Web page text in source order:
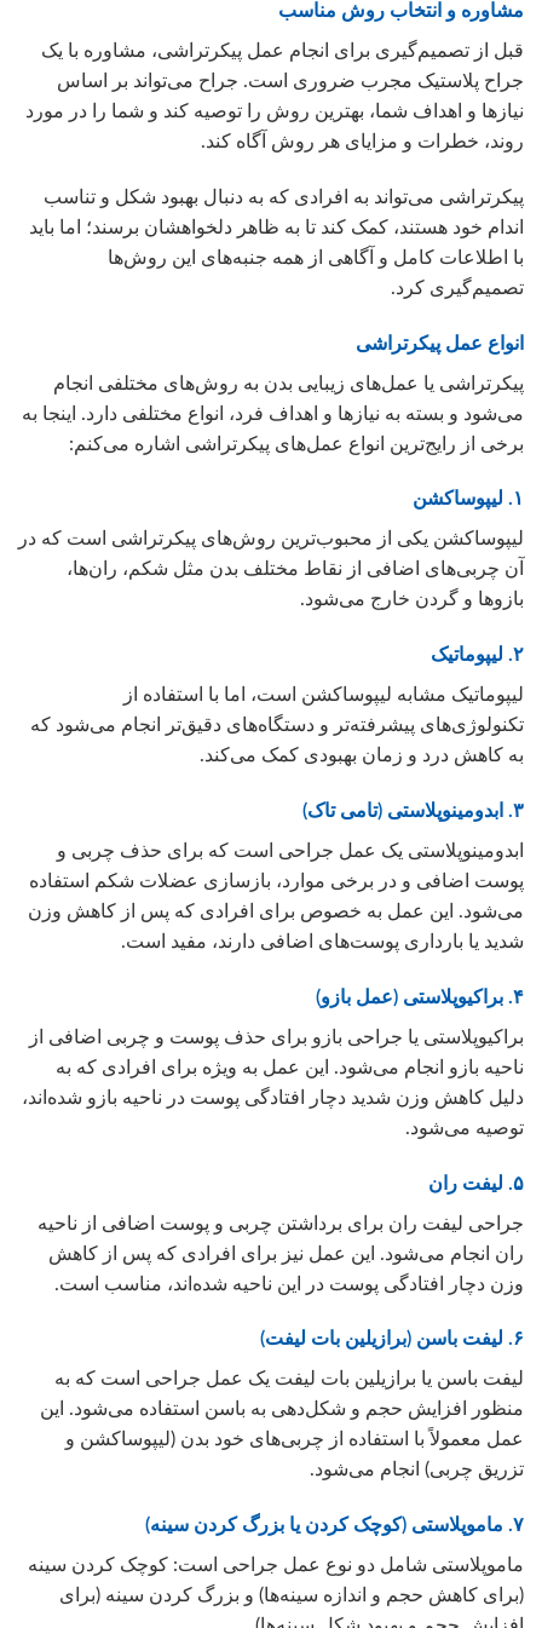
مشاوره و انتخاب روش مناسب
قبل از تصمیم‌گیری برای انجام عمل پیکرتراشی، مشاوره با یک
جراح پلاستیک مجرب ضروری است. جراح می‌تواند بر اساس
نیازها و اهداف شما، بهترین روش را توصیه کند و شما را در مورد
روند، خطرات و مزایای هر روش آگاه کند.
پیکرتراشی می‌تواند به افرادی که به دنبال بهبود شکل و تناسب
اندام خود هستند، کمک کند تا به ظاهر دلخواهشان برسند؛ اما باید
با اطلاعات کامل و آگاهی از همه جنبه‌های این روش‌ها
تصمیم‌گیری کرد.
انواع عمل پیکرتراشی
پیکرتراشی یا عمل‌های زیبایی بدن به روش‌های مختلفی انجام
می‌شود و بسته به نیازها و اهداف فرد، انواع مختلفی دارد. اینجا به
برخی از رایج‌ترین انواع عمل‌های پیکرتراشی اشاره می‌کنم:
۱. لیپوساکشن
لیپوساکشن یکی از محبوب‌ترین روش‌های پیکرتراشی است که در
آن چربی‌های اضافی از نقاط مختلف بدن مثل شکم، ران‌ها،
بازوها و گردن خارج می‌شود.
۲. لیپوماتیک
لیپوماتیک مشابه لیپوساکشن است، اما با استفاده از
تکنولوژی‌های پیشرفته‌تر و دستگاه‌های دقیق‌تر انجام می‌شود که
به کاهش درد و زمان بهبودی کمک می‌کند.
۳. ابدومینوپلاستی (تامی تاک)
ابدومینوپلاستی یک عمل جراحی است که برای حذف چربی و
پوست اضافی و در برخی موارد، بازسازی عضلات شکم استفاده
می‌شود. این عمل به خصوص برای افرادی که پس از کاهش وزن
شدید یا بارداری پوست‌های اضافی دارند، مفید است.
۴. براکیوپلاستی (عمل بازو)
براکیوپلاستی یا جراحی بازو برای حذف پوست و چربی اضافی از
ناحیه بازو انجام می‌شود. این عمل به ویژه برای افرادی که به
دلیل کاهش وزن شدید دچار افتادگی پوست در ناحیه بازو شده‌اند،
توصیه می‌شود.
۵. لیفت ران
جراحی لیفت ران برای برداشتن چربی و پوست اضافی از ناحیه
ران انجام می‌شود. این عمل نیز برای افرادی که پس از کاهش
وزن دچار افتادگی پوست در این ناحیه شده‌اند، مناسب است.
۶. لیفت باسن (برازیلین بات لیفت)
لیفت باسن یا برازیلین بات لیفت یک عمل جراحی است که به
منظور افزایش حجم و شکل‌دهی به باسن استفاده می‌شود. این
عمل معمولاً با استفاده از چربی‌های خود بدن (لیپوساکشن و
تزریق چربی) انجام می‌شود.
۷. ماموپلاستی (کوچک کردن یا بزرگ کردن سینه)
ماموپلاستی شامل دو نوع عمل جراحی است: کوچک کردن سینه
(برای کاهش حجم و اندازه سینه‌ها) و بزرگ کردن سینه (برای